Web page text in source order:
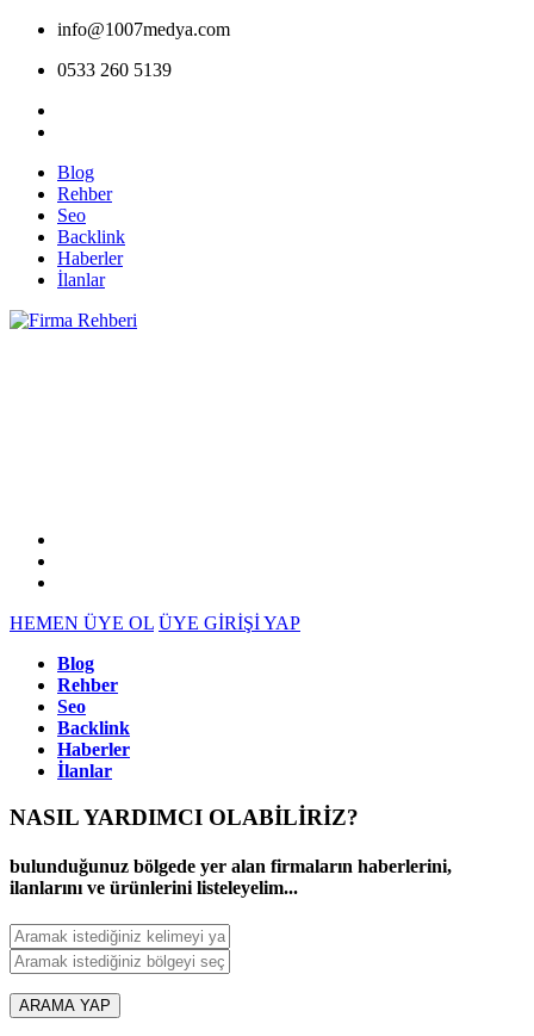
info@1007medya.com
0533 260 5139
Blog
Rehber
Seo
Backlink
Haberler
İlanlar
HEMEN ÜYE OL ÜYE GİRİŞİ YAP
Blog
Rehber
Seo
Backlink
Haberler
İlanlar
NASIL YARDIMCI OLABİLİRİZ?
bulunduğunuz bölgede yer alan firmaların haberlerini,
ilanlarını ve ürünlerini listeleyelim...
ARAMA YAP